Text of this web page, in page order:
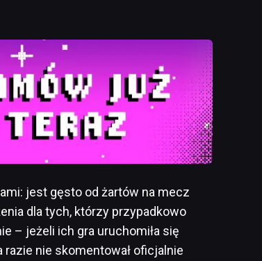
jest gęsto od żartów na mecz
dla tych, którzy przypadkowo
– jeżeli ich gra uruchomiła się
nie skomentował oficjalnie